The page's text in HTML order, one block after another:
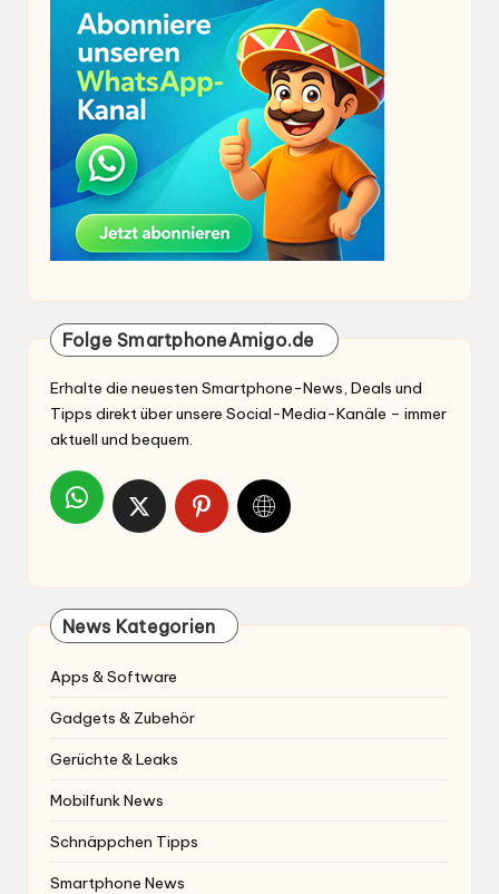
Folge SmartphoneAmigo.de
Erhalte die neuesten Smartphone-News, Deals und
Tipps direkt über unsere Social-Media-Kanäle – immer
aktuell und bequem.
News Kategorien
Apps & Software
Gadgets & Zubehör
Gerüchte & Leaks
Mobilfunk News
Schnäppchen Tipps
Smartphone News